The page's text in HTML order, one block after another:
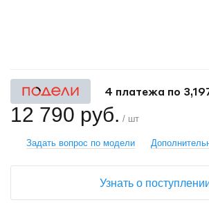
4 платежа по
12 790 руб. / шт
Задать вопрос по модели
Узнать о